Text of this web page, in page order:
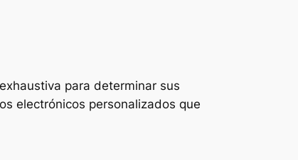
para determinar sus
electrónicos personalizados que